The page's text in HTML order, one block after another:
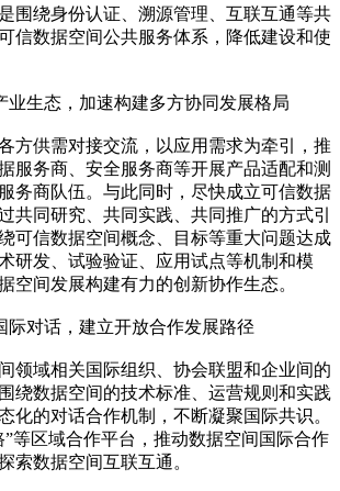
围绕身份认证、溯源管理、互联互通等共
信数据空间公共服务体系，降低建设和使
生态，加速构建多方协同发展格局
供需对接交流，以应用需求为牵引，推
服务商、安全服务商等开展产品适配和测
务商队伍。与此同时，尽快成立可信数据
共同研究、共同实践、共同推广的方式引
可信数据空间概念、目标等重大问题达成
研发、试验验证、应用试点等机制和模
空间发展构建有力的创新协作生态。
对话，建立开放合作发展路径
域相关国际组织、协会联盟和企业间的
绕数据空间的技术标准、运营规则和实践
化的对话合作机制，不断凝聚国际共识。
”等区域合作平台，推动数据空间国际合作
索数据空间互联互通。